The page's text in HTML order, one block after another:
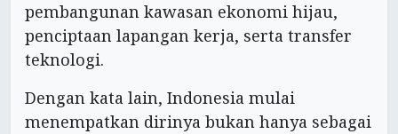
pembangunan kawasan ekonomi hijau,
penciptaan lapangan kerja, serta transfer
teknologi.
Dengan kata lain, Indonesia mulai
menempatkan dirinya bukan hanya sebagai